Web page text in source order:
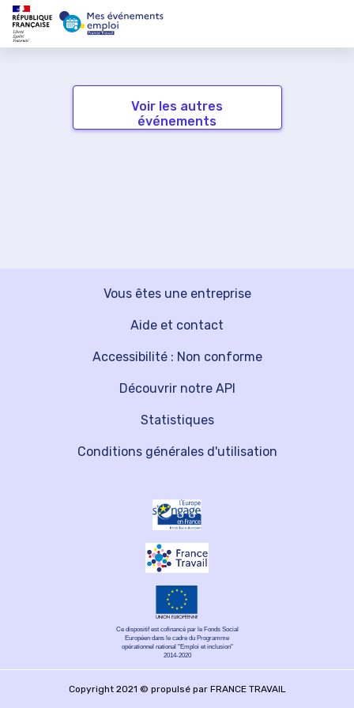
Voir les autres
événements
Vous êtes une entreprise
Découvrir notre API
Aide et contact
Statistiques
Accessibilité : Non conforme
Conditions générales d'utilisation
Ce dispositif est cofinancé par le Fonds Social
Européen dans le cadre du Programme
opérationnel national "Emploi et inclusion"
2014-2020
Copyright 2021 © propulsé par FRANCE TRAVAIL